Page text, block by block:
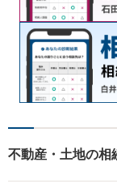
不動産・土地の相